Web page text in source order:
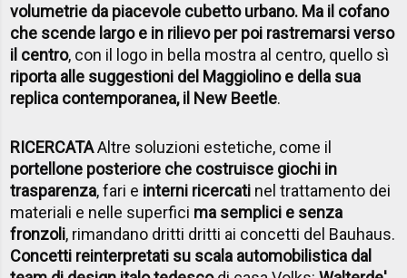
volumetrie da piacevole cubetto urbano. Ma il cofano
che scende largo e in rilievo per poi rastremarsi verso
il centro, con il logo in bella mostra al centro, quello sì
riporta alle suggestioni del Maggiolino e della sua
replica contemporanea, il New Beetle.
RICERCATAAltre soluzioni estetiche, come il
portellone posteriore che costruisce giochi in
trasparenza, fari e interni ricercati nel trattamento dei
materiali e nelle superfici ma semplici e senza
fronzoli, rimandano dritti dritti ai concetti del Bauhaus.
Concetti reinterpretati su scala automobilistica dal